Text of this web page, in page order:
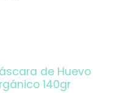
de Huevo
140gr